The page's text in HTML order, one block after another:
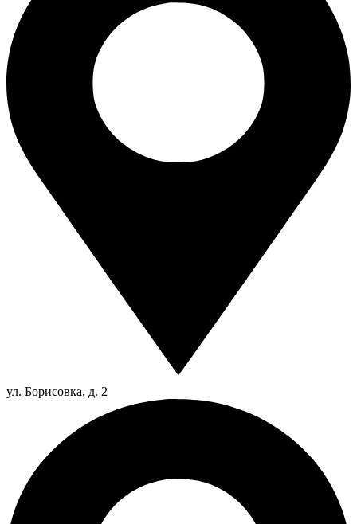
ул. Борисовка, д. 2